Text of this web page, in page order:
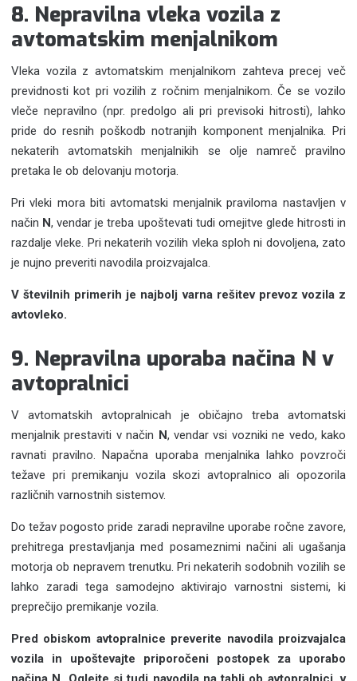
8. Nepravilna vleka vozila z
avtomatskim menjalnikom
Vleka vozila z avtomatskim menjalnikom zahteva precej več
previdnosti kot pri vozilih z ročnim menjalnikom. Če se vozilo
vleče nepravilno (npr. predolgo ali pri previsoki hitrosti), lahko
pride do resnih poškodb notranjih komponent menjalnika. Pri
nekaterih avtomatskih menjalnikih se olje namreč pravilno
pretaka le ob delovanju motorja.
Pri vleki mora biti avtomatski menjalnik praviloma nastavljen v
način N, vendar je treba upoštevati tudi omejitve glede hitrosti in
razdalje vleke. Pri nekaterih vozilih vleka sploh ni dovoljena, zato
je nujno preveriti navodila proizvajalca.
V številnih primerih je najbolj varna rešitev prevoz vozila z
avtovleko.
9. Nepravilna uporaba načina N v
avtopralnici
V avtomatskih avtopralnicah je običajno treba avtomatski
menjalnik prestaviti v način N, vendar vsi vozniki ne vedo, kako
ravnati pravilno. Napačna uporaba menjalnika lahko povzroči
težave pri premikanju vozila skozi avtopralnico ali opozorila
različnih varnostnih sistemov.
Do težav pogosto pride zaradi nepravilne uporabe ročne zavore,
prehitrega prestavljanja med posameznimi načini ali ugašanja
motorja ob nepravem trenutku. Pri nekaterih sodobnih vozilih se
lahko zaradi tega samodejno aktivirajo varnostni sistemi, ki
preprečijo premikanje vozila.
Pred obiskom avtopralnice preverite navodila proizvajalca
vozila in upoštevajte priporočeni postopek za uporabo